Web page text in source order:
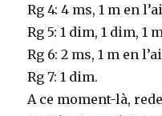
Rg 4: 4 ms, 1 m en
Rg 5: 1 dim, 1 dim, 1
Rg 6: 2 ms, 1 m en
Rg 7: 1 dim.
A ce moment-là,